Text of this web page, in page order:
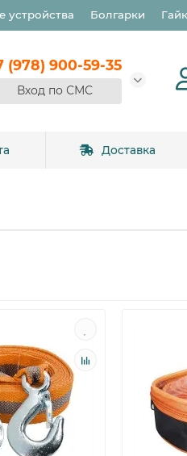
устройства Болгарки
(978) 900-59-35
Вход по СМС
Доставка